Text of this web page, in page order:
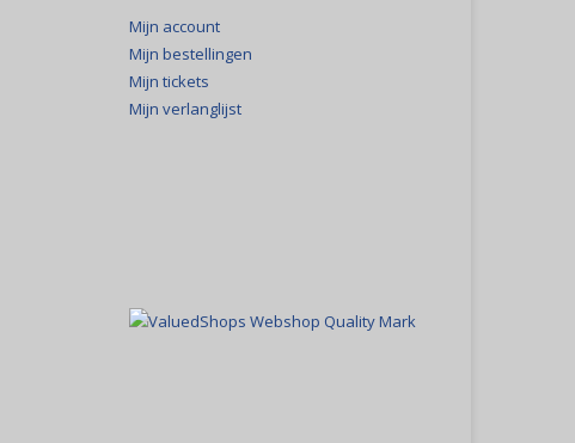
Mijn account
Mijn bestellingen
Mijn tickets
Mijn verlanglijst